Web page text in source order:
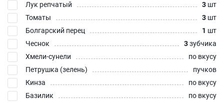
Лук репчатый
3 шт
Томаты
3 шт
Болгарский перец
1 шт
Чеснок
3зубчика
Хмели-сунели
по вкусу
Петрушка (зелень)
пучков
Кинза
по вкусу
Базилик
по вкусу